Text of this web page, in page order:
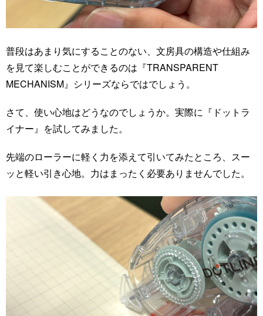
普段はあまり気にすることのない、文房具の構造や仕組み
を見て楽しむことができるのは『TRANSPARENT
MECHANISM』シリーズならではでしょう。
さて、使い心地はどうなのでしょうか。実際に『ドットラ
イナー』を試してみました。
先端のローラーに軽く力を添えて引いてみたところ、スー
ッと軽い引き心地。力はまったく必要ありませんでした。